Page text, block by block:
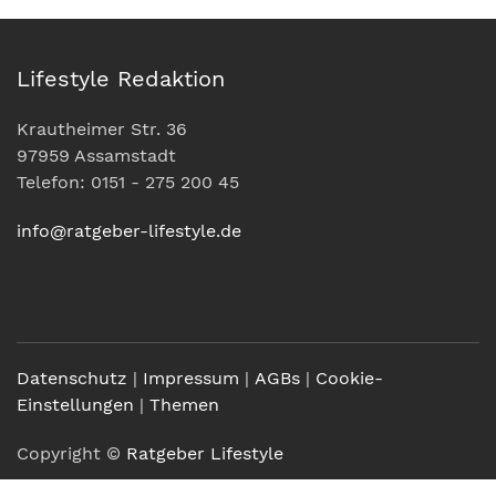
Lifestyle Redaktion
Krautheimer Str. 36
97959 Assamstadt
Telefon: 0151 - 275 200 45
info@ratgeber-lifestyle.de
Datenschutz | Impressum | AGBs | Cookie-
Einstellungen | Themen
Copyright © Ratgeber Lifestyle